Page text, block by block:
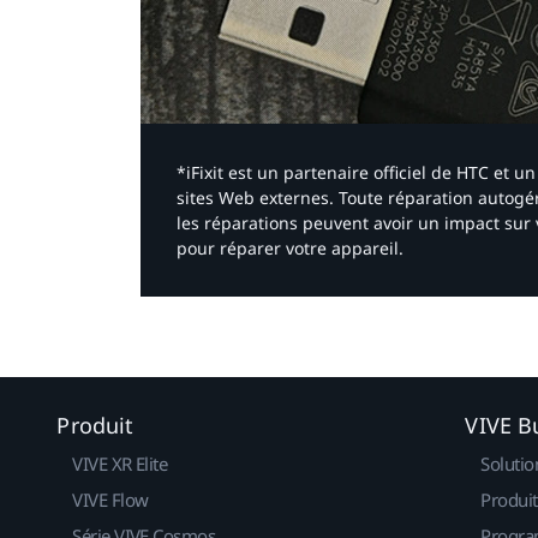
*iFixit est un partenaire officiel de HTC et
sites Web externes. Toute réparation
les réparations peuvent avoir un impact
pour réparer votre appareil.​
Produit
VIVE XR Elite
VIVE Flow
VIVE